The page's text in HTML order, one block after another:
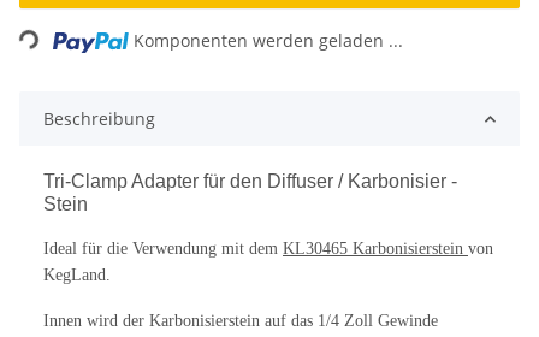
Komponenten werden geladen ...
Beschreibung
Tri-Clamp Adapter für den Diffuser / Karbonisier -
Stein
Ideal für die Verwendung mit dem KL30465 Karbonisierstein von
KegLand.
Innen wird der Karbonisierstein auf das 1/4 Zoll Gewinde